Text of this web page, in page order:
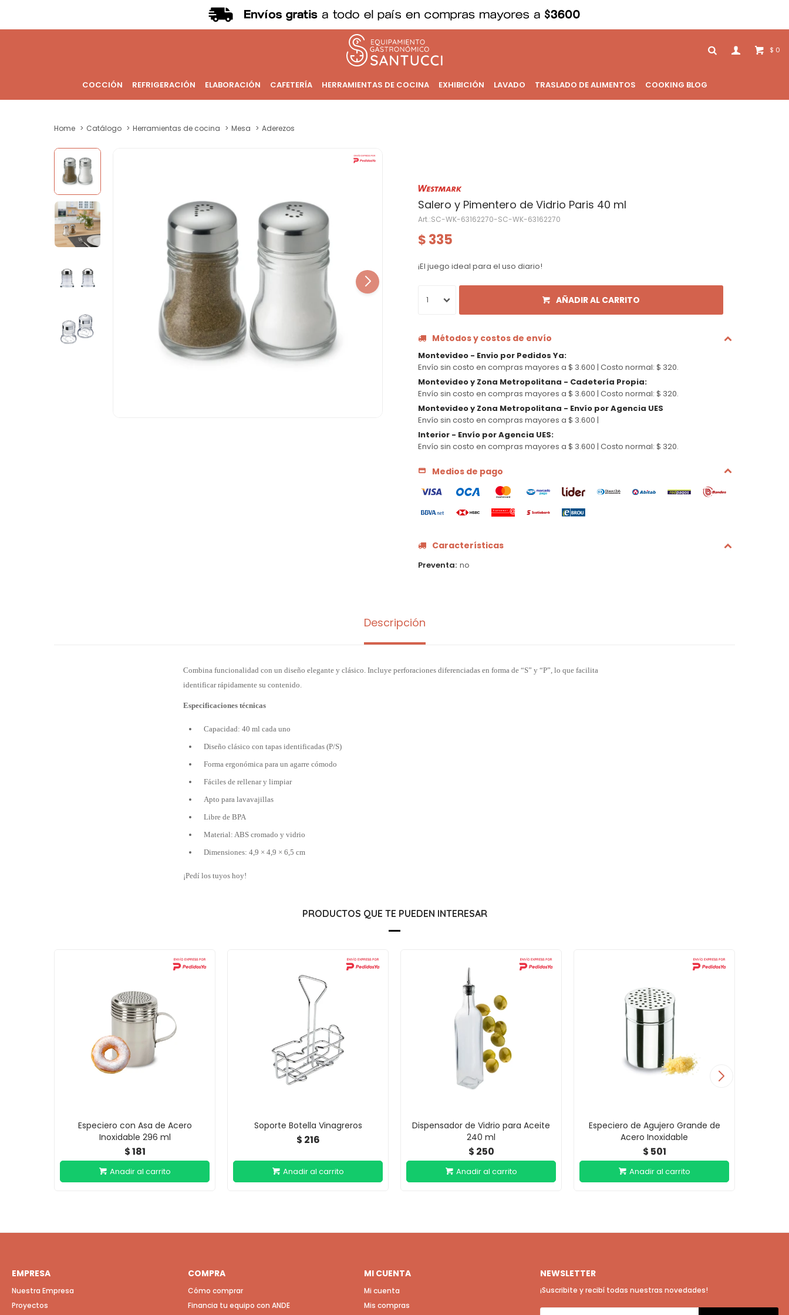
COCCIÓN REFRIGERACIÓN ELABORACIÓN CAFETERÍA HERRAMIENTAS DE COCINA EXHIBICIÓN LAVADO TRASLADO DE ALIMENTOS COOKING BLOG
$ 0
Home Catálogo Herramientas de cocina Mesa Aderezos
Salero y Pimentero de Vidrio Paris 40 ml
SC-WK-63162270-SC-WK-63162270
$ 335
¡El juego ideal para el uso diario!
1 AÑADIR AL CARRITO
Métodos y costos de envío
Montevideo - Envio por Pedidos Ya:
Envío sin costo en compras mayores a $ 3.600 | Costo normal: $ 320.
Montevideo y Zona Metropolitana - Cadetería Propia:
Envío sin costo en compras mayores a $ 3.600 | Costo normal: $ 320.
Montevideo y Zona Metropolitana - Envío por Agencia UES
Envío sin costo en compras mayores a $ 3.600 |
Interior - Envío por Agencia UES:
Envío sin costo en compras mayores a $ 3.600 | Costo normal: $ 320.
Medios de pago
Características
Preventa no
Descripción
Combina funcionalidad con un diseño elegante y clásico. Incluye perforaciones diferenciadas en forma de “S” y “P”, lo que facilita
identificar rápidamente su contenido.
Especificaciones técnicas
Capacidad: 40 ml cada uno
Diseño clásico con tapas identificadas (P/S)
Forma ergonómica para un agarre cómodo
Fáciles de rellenar y limpiar
Apto para lavavajillas
Libre de BPA
Material: ABS cromado y vidrio
Dimensiones: 4,9 × 4,9 × 6,5 cm
¡Pedí los tuyos hoy!
PRODUCTOS QUE TE PUEDEN INTERESAR
Especiero con Asa de Acero
Inoxidable 296 ml
$181
Soporte Botella Vinagreros
$ 216
Dispensador de Vidrio para Aceite
240 ml
$ 250
Especiero de Agujero Grande de
Acero Inoxidable
$ 501
EMPRESA
Nuestra Empresa
Proyectos
COMPRA
Cómo comprar
Financia tu equipo con ANDE
MI CUENTA
Mi cuenta
Mis compras
NEWSLETTER
¡Suscribite y recibí todas nuestras novedades!